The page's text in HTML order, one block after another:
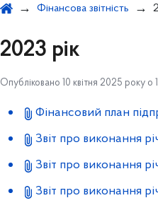
Фінансова звітність
2023 рік
Опубліковано 10 квітня 2025 року о
Фінансовий план
Звіт про виконання
Звіт про виконання
Звіт про виконання